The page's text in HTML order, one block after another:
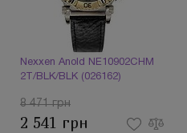
Nexxen Anold NE10902CHM
2T/BLK/BLK (026162)
8 471 грн
2 541 грн